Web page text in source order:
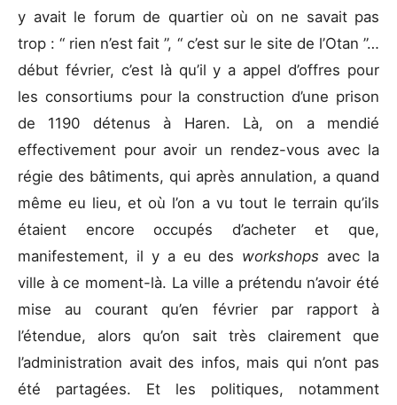
y avait le forum de quartier où on ne savait pas
trop : “ rien n’est fait ”, “ c’est sur le site de l’Otan ”…
début février, c’est là qu’il y a appel d’offres pour
les consortiums pour la construction d’une prison
de 1190 détenus à Haren. Là, on a mendié
effectivement pour avoir un rendez-vous avec la
régie des bâtiments, qui après annulation, a quand
même eu lieu, et où l’on a vu tout le terrain qu’ils
étaient encore occupés d’acheter et que,
manifestement, il y a eu des workshops avec la
ville à ce moment-là. La ville a prétendu n’avoir été
mise au courant qu’en février par rapport à
l’étendue, alors qu’on sait très clairement que
l’administration avait des infos, mais qui n’ont pas
été partagées. Et les politiques, notamment